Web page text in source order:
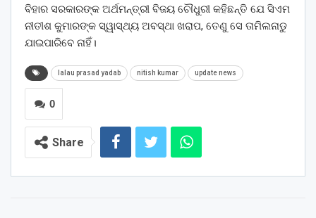
ବିହାର ସରକାରଙ୍କ ଅର୍ଥମନ୍ତ୍ରୀ ବିଜୟ ଚୌଧୁରୀ କହିଛନ୍ତି ଯେ ସିଏମ
ନୀତୀଶ କୁମାରଙ୍କ ସ୍ୱାସ୍ଥ୍ୟ ଅବସ୍ଥା ଖରାପ, ତେଣୁ ସେ ତାମିଲନାଡୁ
ଯାଇପାରିବେ ନାହିଁ।
lalau prasad yadab nitish kumar update news
0
Share